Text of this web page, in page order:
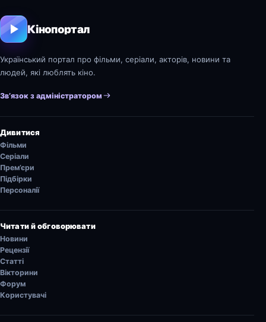
Кінопортал
Український портал про фільми, серіали, акторів, новини та
людей, які люблять кіно.
Зв’язок з адміністратором
Дивитися
Фільми
Серіали
Прем’єри
Підбірки
Персоналії
Читати й обговорювати
Новини
Рецензії
Статті
Вікторини
Форум
Користувачі